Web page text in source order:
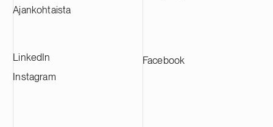
Ajankohtaista
LinkedIn
Instagram
Facebook